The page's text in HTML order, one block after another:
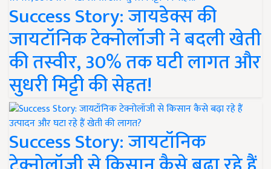
Success Story: जायडेक्स की
जायटॉनिक टेक्नोलॉजी ने बदली खेती
की तस्वीर, 30% तक घटी लागत और
सुधरी मिट्टी की सेहत!
Success Story: जायटॉनिक